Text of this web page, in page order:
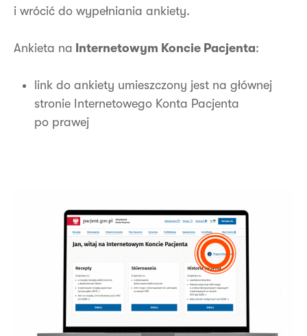
i wrócić do wypełniania ankiety.
Ankieta na Internetowym Koncie Pacjenta:
link do ankiety umieszczony jest na głównej
stronie Internetowego Konta Pacjenta
po prawej